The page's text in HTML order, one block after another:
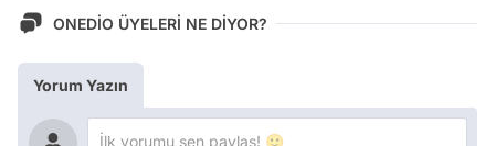
ONEDİO ÜYELERİ NE DİYOR?
Yorum Yazın